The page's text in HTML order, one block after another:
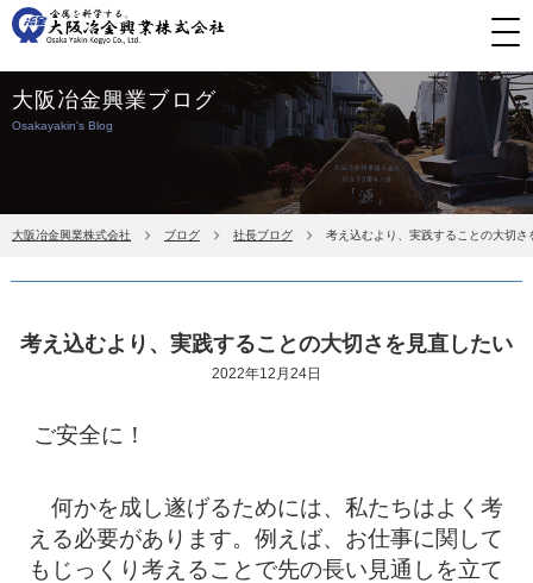
大阪冶金興業ブログ
Osakayakin's Blog
大阪冶金興業株式会社 ブログ 社長ブログ 考え込むより、実践することの大切さ
考え込むより、実践することの大切さを見直したい
2022年12月24日
ご安全に！
何かを成し遂げるためには、私たちはよく考
える必要があります。例えば、お仕事に関して
もじっくり考えることで先の長い見通しを立て